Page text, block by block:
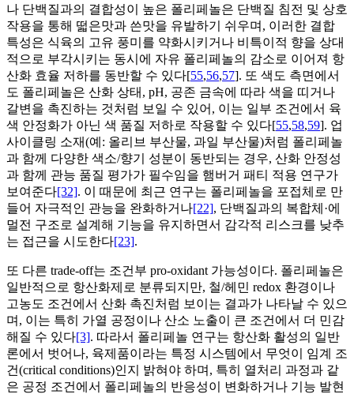
나 단백질과의 결합성이 높은 폴리페놀은 단백질 침전 및 상호
작용을 통해 떫은맛과 쓴맛을 유발하기 쉬우며, 이러한 결합
특성은 식육의 고유 풍미를 약화시키거나 비특이적 향을 상대
적으로 부각시키는 동시에 자유 폴리페놀의 감소로 이어져 항
산화 효율 저하를 동반할 수 있다[55,56,57]. 또 색도 측면에서
도 폴리페놀은 산화 상태, pH, 공존 금속에 따라 색을 띠거나
갈변을 촉진하는 것처럼 보일 수 있어, 이는 일부 조건에서 육
색 안정화가 아닌 색 품질 저하로 작용할 수 있다[55,58,59]. 업
사이클링 소재(예: 올리브 부산물, 과일 부산물)처럼 폴리페놀
과 함께 다양한 색소/향기 성분이 동반되는 경우, 산화 안정성
과 함께 관능 품질 평가가 필수임을 햄버거 패티 적용 연구가
보여준다[32]. 이 때문에 최근 연구는 폴리페놀을 포접체로 만
들어 자극적인 관능을 완화하거나[22], 단백질과의 복합체·에
멀전 구조로 설계해 기능을 유지하면서 감각적 리스크를 낮추
는 접근을 시도한다[23].
또 다른 trade-off는 조건부 pro-oxidant 가능성이다. 폴리페놀은
일반적으로 항산화제로 분류되지만, 철/헤민 redox 환경이나
고농도 조건에서 산화 촉진처럼 보이는 결과가 나타날 수 있으
며, 이는 특히 가열 공정이나 산소 노출이 큰 조건에서 더 민감
해질 수 있다[3]. 따라서 폴리페놀 연구는 항산화 활성의 일반
론에서 벗어나, 육제품이라는 특정 시스템에서 무엇이 임계 조
건(critical conditions)인지 밝혀야 하며, 특히 열처리 과정과 같
은 공정 조건에서 폴리페놀의 반응성이 변화하거나 기능 발현